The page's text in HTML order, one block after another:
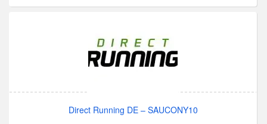
Direct Running DE – SAUCONY10